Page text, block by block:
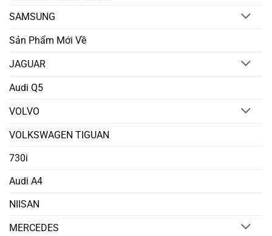
SAMSUNG
Sản Phẩm Mới Về
JAGUAR
Audi Q5
VOLVO
VOLKSWAGEN TIGUAN
730i
Audi A4
NIISAN
MERCEDES